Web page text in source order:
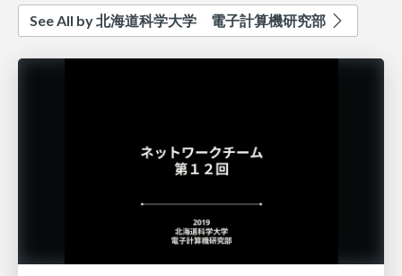
See All by 北海道科学大学 電子計算機研究部